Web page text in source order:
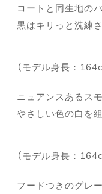
コートと同生地の
黒はキリっと洗練
（モデル身長：
ニュアンスあるス
やさしい色の白を
（モデル身長：
フードつきのグレ